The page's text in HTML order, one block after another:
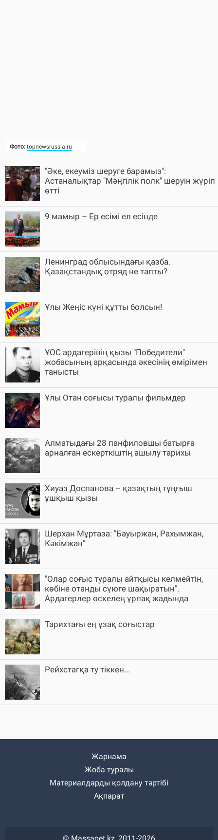
Фото: topnewsrussia.ru
"Әке, екеуміз шеруге барамыз":
Астаналықтар "Мәңгілік полк" шеруін жүріп
өтті
9 мамыр – Ер есімі ел есінде
Ленинград облысындағы қазба.
Қазақстандық отряд не тапты?
Ұлы Жеңіс күні құтты болсын!
ҰОС ардагерінің қызы "Победители"
жобасының арқасында әкесінің өмірімен
танысты
Ұлы Отан соғысы туралы фильмдер
Алматыдағы 28 панфиловшы батырға
арналған ескерткіштің ашылу тарихы
Хиуаз Доспанова – қазақтың тұңғыш
ұшқыш қызы
Шерхан Мұртаза: "Бауыржан, Рахымжан,
Кәкімжан"
"Олар соғыс туралы айтқысы келмейтін,
көбіне отанды сүюге шақыратын".
Ардагерлер өскелең ұрпақ жадында
Тарихтағы ең ұзақ соғыстар
Рейхстагқа ту тіккен...
Жарнама
Жоба туралы
Материалдарды қолдану тәртібі
Ақпарат